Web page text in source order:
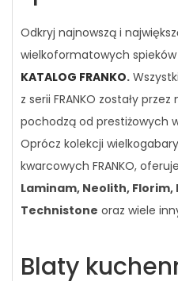
Odkryj najnowszą i
wielkoformatowych
KATALOG FRANKO.
z serii FRANKO zostały
pochodzą od prestiżowych
Oprócz kolekcji
kwarcowych FRANKO,
Laminam, Neolith,
Technistone oraz wiele
Blaty